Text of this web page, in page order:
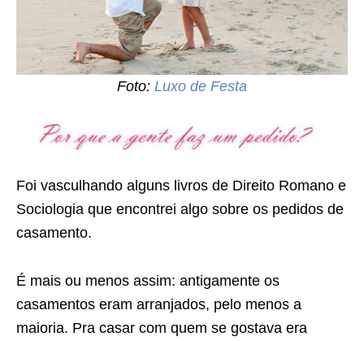
Foto: Luxo de Festa
Foi vasculhando alguns livros de Direito Romano e
Sociologia que encontrei algo sobre os pedidos de
casamento.
É mais ou menos assim: antigamente os
casamentos eram arranjados, pelo menos a
maioria. Pra casar com quem se gostava era